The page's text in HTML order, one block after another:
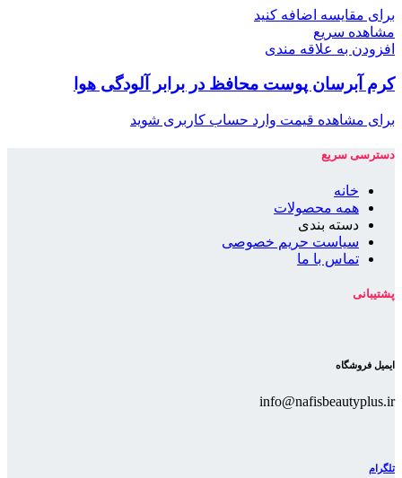
برای مقایسه اضافه کنید
مشاهده سریع
افزودن به علاقه مندی
کرم آبرسان پوست محافظ در برابر آلودگی هوا
برای مشاهده قیمت وارد حساب کاربری شوید
دسترسی سریع
خانه
همه محصولات
دسته بندی
سیاست حریم خصوصی
تماس با ما
پشتیبانی
ایمیل فروشگاه
info@nafisbeautyplus.ir
تلگرام